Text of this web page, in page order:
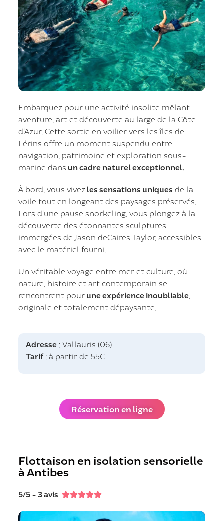
Embarquez pour une activité insolite mêlant
aventure, art et découverte au large de la Côte
d’Azur. Cette sortie en voilier vers les îles de
Lérins offre un moment suspendu entre
navigation, patrimoine et exploration sous-
marine dans un cadre naturel exceptionnel.
À bord, vous vivez les sensations uniques de la
voile tout en longeant des paysages préservés.
Lors d’une pause snorkeling, vous plongez à la
découverte des étonnantes sculptures
immergées de Jason deCaires Taylor, accessibles
avec le matériel fourni.
Un véritable voyage entre mer et culture, où
nature, histoire et art contemporain se
rencontrent pour une expérience inoubliable
originale et totalement dépaysante.
Adresse : Vallauris (06)
Tarif: à partir de 55€
Réservation en ligne
Flottaison en isolation sensorielle
à Antibes
5/5 - 3 avis 